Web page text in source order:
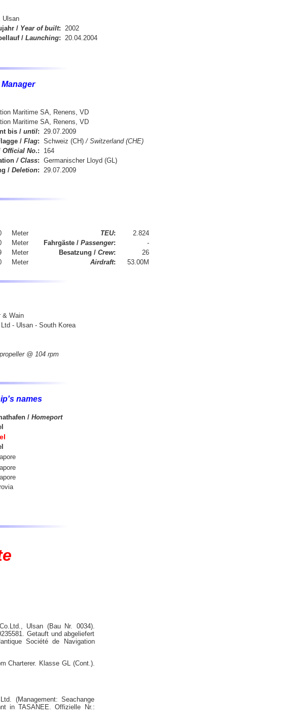
Ulsan
/ Year of built: 2002
/ Launching: 20.04.2004
Maritime SA, Renens, VD
Maritime SA, Renens, VD
bis / until: 29.07.2009
/ Flag: Schweiz (CH)/ Switzerland (CHE)
Official No.:
164
/ Class: Germanischer Lloyd (GL)
/Deletion: 29.07.2009
Meter TEU:
2.824
Meter Fahrgäste /Passenger:
-
Meter Besatzung / Crew:
26
Meter Airdraft: 53.00M
& Wain
- Ulsan - South Korea
@ 104 rpm
names
/ Homeport
Ulsan (Bau Nr. 0034).
Getauft und abgeliefert
Société de Navigation
Charterer. Klasse GL (Cont.).
(Management: Seachange
in TASANEE. Offizielle Nr.: